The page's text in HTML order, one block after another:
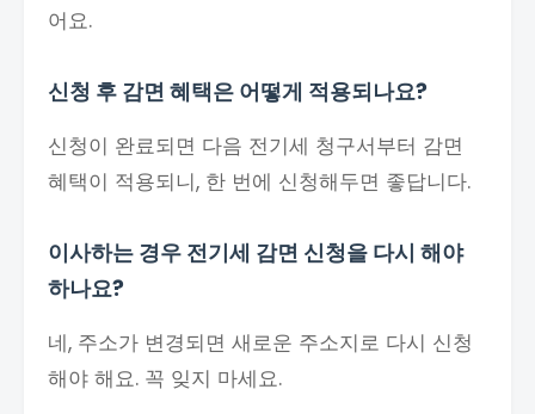
어요.
신청 후 감면 혜택은 어떻게 적용되나요?
신청이 완료되면 다음 전기세 청구서부터 감면
혜택이 적용되니, 한 번에 신청해두면 좋답니다.
이사하는 경우 전기세 감면 신청을 다시 해야
하나요?
네, 주소가 변경되면 새로운 주소지로 다시 신청
해야 해요. 꼭 잊지 마세요.